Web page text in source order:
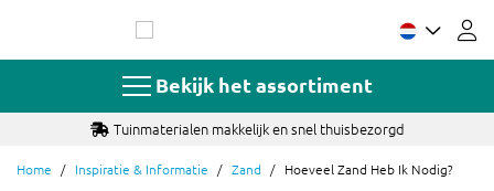
de
Bekijk het assortiment
Tuinmaterialen makkelijk en snel thuisbezorgd
Home Inspiratie & Informatie Zand Hoeveel Zand Heb Ik Nodig?